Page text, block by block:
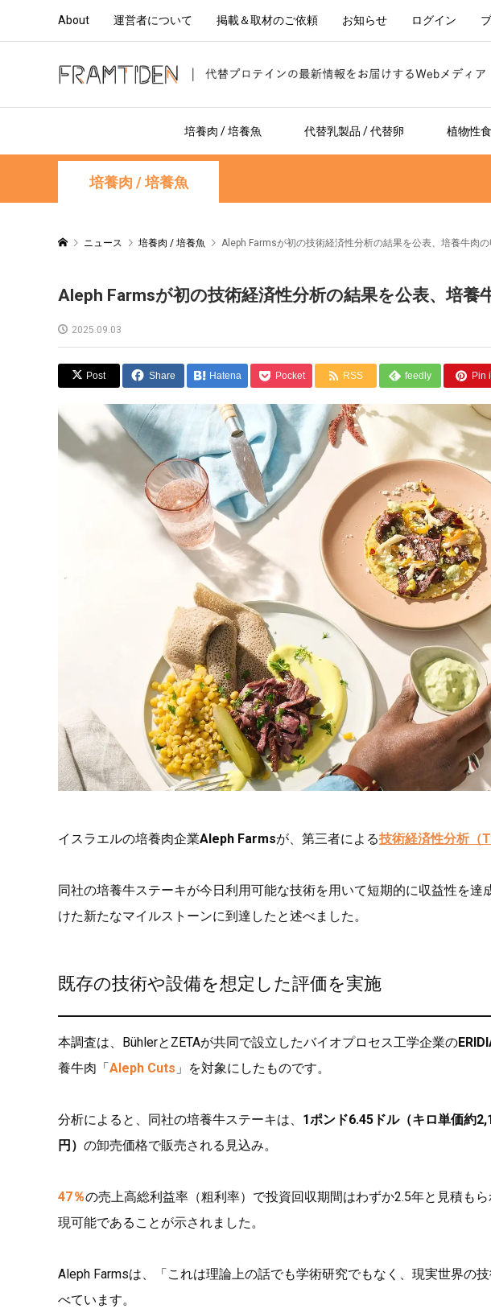
About 運営者について 掲載＆取材のご依頼 お知らせ ログイン
培養肉 / 培養魚 代替乳製品 / 代替卵 植物性
培養肉 / 培養魚
ニュース 培養肉 / 培養魚 Aleph Farmsが初の技術経済性分析の結果を公表、培養牛肉
Aleph Farmsが初の技術経済性分析の結果を公表、培養
2025.09.03
Post Share Hatena Pocket RSS feedly Pin
イスラエルの培養肉企業Aleph Farmsが、第三者による技術経済性分析（
同社の培養牛ステーキが今日利用可能な技術を用いて短期的に収益性を達
けた新たなマイルストーンに到達したと述べました。
既存の技術や設備を想定した評価を実施
本調査は、BühlerとZETAが共同で設立したバイオプロセス工学企業の
養牛肉「Aleph Cuts 」を対象にしたものです。
分析によると、同社の培養牛ステーキは、 1ポンド6.45ドル（キロ単価約
円） の卸売価格で販売される見込み。
47％の売上高総利益率（粗利率）で投資回収期間はわずか2.5年と見積も
現可能であることが示されました。
Aleph Farmsは、「これは理論上の話でも学術研究でもなく、現実世界の
べています。